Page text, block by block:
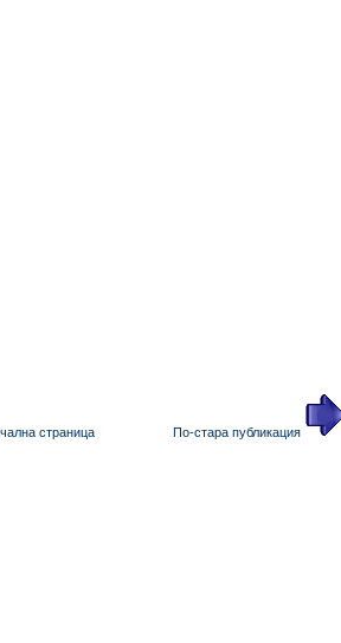
По-стара публикация
страница